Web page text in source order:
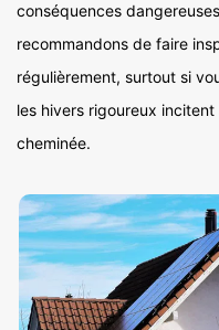
conséquences
recommandons de faire
régulièrement, surtout si
les hivers rigoureux
cheminée.